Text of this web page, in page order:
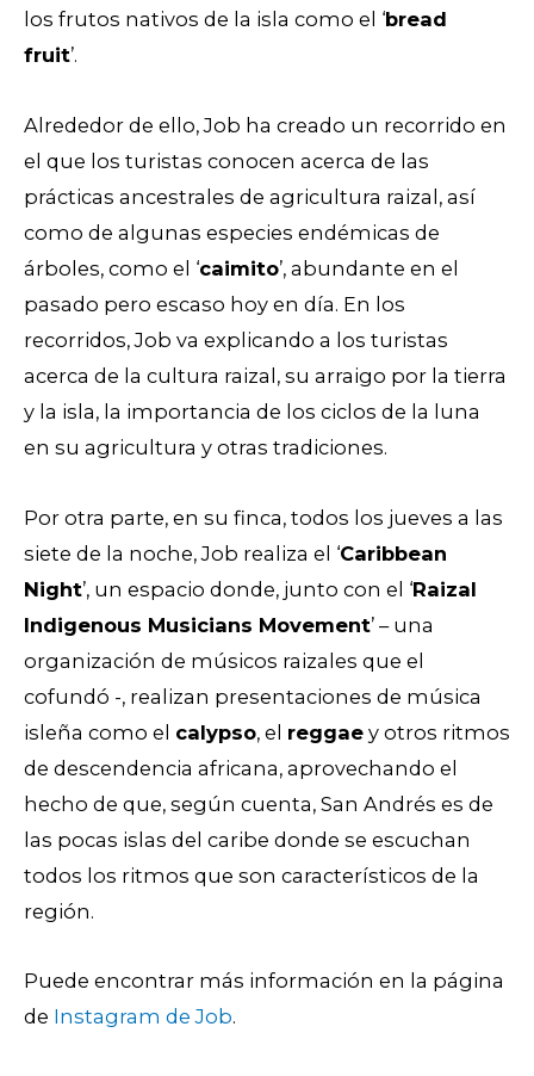
los frutos nativos de la isla como el ‘bread
fruit’.
Alrededor de ello, Job ha creado un recorrido en
el que los turistas conocen acerca de las
prácticas ancestrales de agricultura raizal, así
como de algunas especies endémicas de
árboles, como el ‘caimito’, abundante en el
pasado pero escaso hoy en día. En los
recorridos, Job va explicando a los turistas
acerca de la cultura raizal, su arraigo por la tierra
y la isla, la importancia de los ciclos de la luna
en su agricultura y otras tradiciones.
Por otra parte, en su finca, todos los jueves a las
siete de la noche, Job realiza el ‘Caribbean
Night’, un espacio donde, junto con el ‘Raizal
Indigenous Musicians Movement’ – una
organización de músicos raizales que el
cofundó -, realizan presentaciones de música
isleña como el calypso, el reggae y otros ritmos
de descendencia africana, aprovechando el
hecho de que, según cuenta, San Andrés es de
las pocas islas del caribe donde se escuchan
todos los ritmos que son característicos de la
región.
Puede encontrar más información en la página
de Instagram de Job.